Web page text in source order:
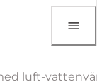
luft-